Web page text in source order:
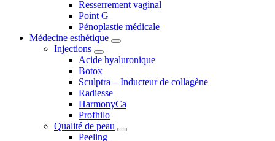
Resserrement vaginal
Point G
Pénoplastie médicale
Médecine esthétique
Injections
Acide hyaluronique
Botox
Sculptra – Inducteur de collagène
Radiesse
HarmonyCa
Profhilo
Qualité de peau
Peeling